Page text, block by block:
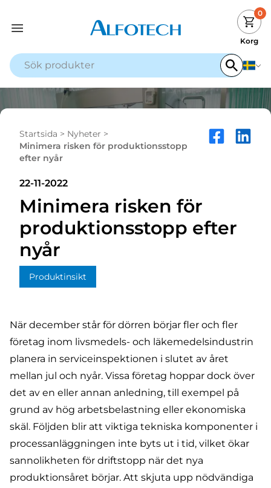
0
Korg
Startsida > Nyheter >
Minimera risken för produktionsstopp
efter nyår
22-11-2022
Minimera risken för
produktionsstopp efter
nyår
Produktinsikt
När december står för dörren börjar fler och fler
företag inom livsmedels- och läkemedelsindustrin
planera in serviceinspektionen i slutet av året
mellan jul och nyår. Vissa företag hoppar dock över
det av en eller annan anledning, till exempel på
grund av hög arbetsbelastning eller ekonomiska
skäl. Följden blir att viktiga tekniska komponenter i
processanläggningen inte byts ut i tid, vilket ökar
sannolikheten för driftstopp när det nya
produktionsåret börjar. Att skjuta upp nödvändiga